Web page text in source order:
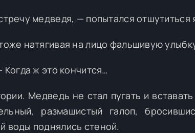
медведя, — попытался отшутиться
натягивая на лицо фальшивую
ж это кончится…
Медведь не стал пугать и
размашистый галоп,
воды поднялись стеной.